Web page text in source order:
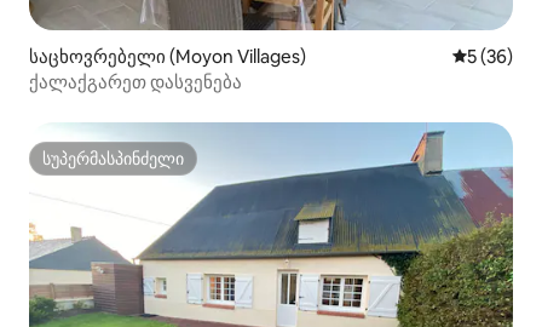
საცხოვრებელი (Moyon Villages) საშუალო
5 (36)
ქალაქგარეთ დასვენება
სუპერმასპინძელი
სუპერმასპინძელი